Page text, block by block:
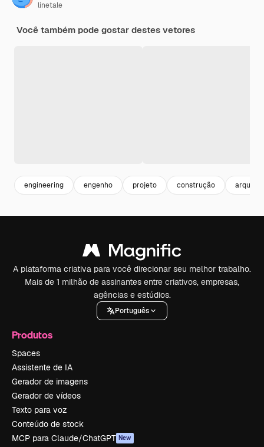
linetale
Você também pode gostar destes vetores
engineering engenho projeto construção
A plataforma criativa para você direcionar seu melhor trabalho.
Mais de 1 milhão de assinantes entre criativos, empresas,
agências e estúdios.
Português
Produtos
Spaces
Assistente de IA
Gerador de imagens
Gerador de vídeos
Texto para voz
Conteúdo de stock
MCP para Claude/ChatGPT New